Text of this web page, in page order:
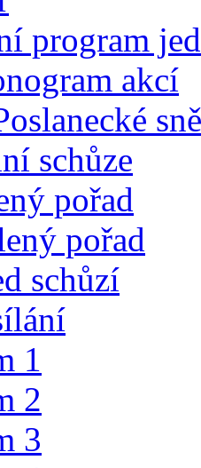
program
akcí
schůze
pořad
pořad
schůzí
1
2
3